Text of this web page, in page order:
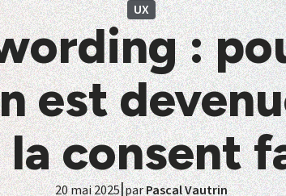
UX
:
est
la consent
20 mai 2025|parPascal Vautrin